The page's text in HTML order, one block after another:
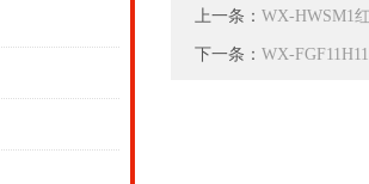
上一条： WX-HWSM1
下一条： WX-